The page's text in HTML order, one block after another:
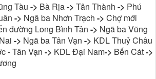
Tàu -> Bà Rịa-> Tân Thành -> Phú
-> Ngã ba Nhơn Trạch -> Chợ mới
đường Long Bình Tân -> Ngã ba Vũng
-> Ngã ba Tân Vạn -> KDL Thuỷ Châu
- Tân Vạn -> KDL Đại Nam-> Bến Cát->